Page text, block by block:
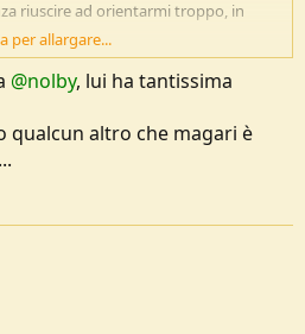
riuscire ad orientarmi troppo, in
da indicarmiun kayak di
Parlo di approccio, qualcosa da
proprio il Canoa Club e ne subisco il
ma per il puro gusto di esplorare,
chiedere info a chi allena atleti che
per allargare...
@nolby, lui ha tantissima
qualcun altro che magari è